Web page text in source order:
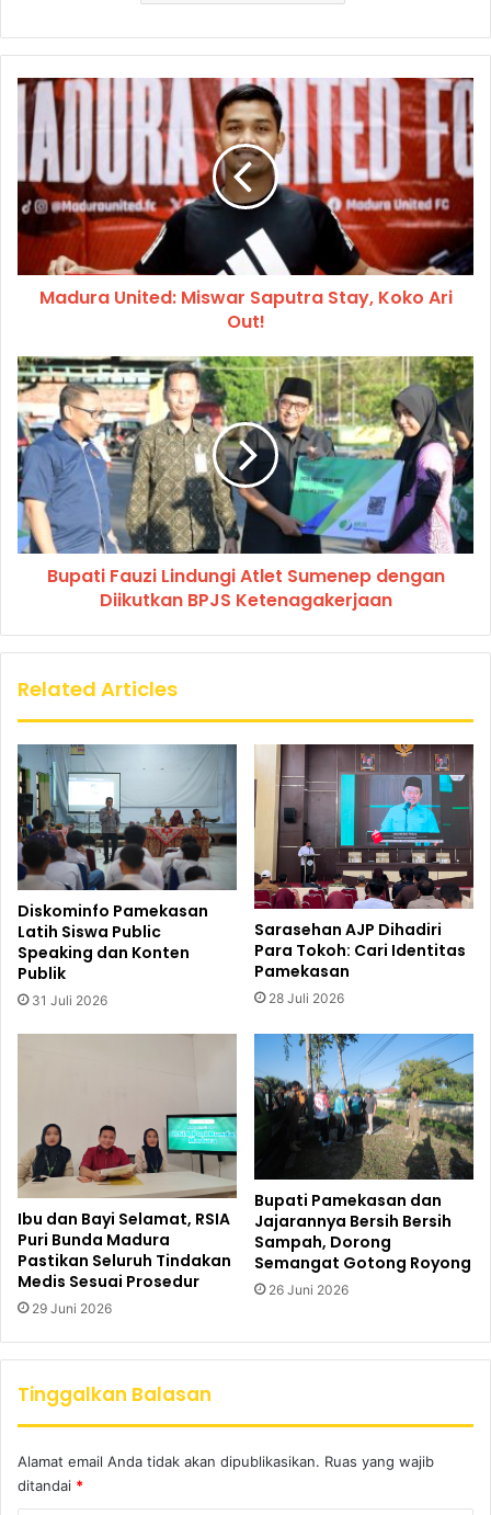
Madura United: Miswar Saputra Stay, Koko Ari
Out!
Bupati Fauzi Lindungi Atlet Sumenep dengan
Diikutkan BPJS Ketenagakerjaan
Related Articles
Diskominfo Pamekasan
Latih Siswa Public
Speaking dan Konten
Publik
31 Juli 2026
Sarasehan AJP Dihadiri
Para Tokoh: Cari Identitas
Pamekasan
28 Juli 2026
Ibu dan Bayi Selamat, RSIA
Puri Bunda Madura
Pastikan Seluruh Tindakan
Medis Sesuai Prosedur
29 Juni 2026
Bupati Pamekasan dan
Jajarannya Bersih Bersih
Sampah, Dorong
Semangat Gotong Royong
26 Juni 2026
Tinggalkan Balasan
Alamat email Anda tidak akan dipublikasikan. Ruas yang wajib
ditandai *